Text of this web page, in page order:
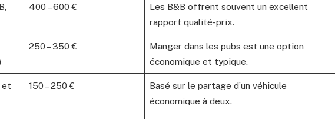
400 – 600 €
Les B&B offrent souvent un excellent
rapport qualité-prix.
250 – 350 €
Manger dans les pubs est une option
économique et typique.
et
150 – 250 €
Basé sur le partage d’un véhicule
économique à deux.